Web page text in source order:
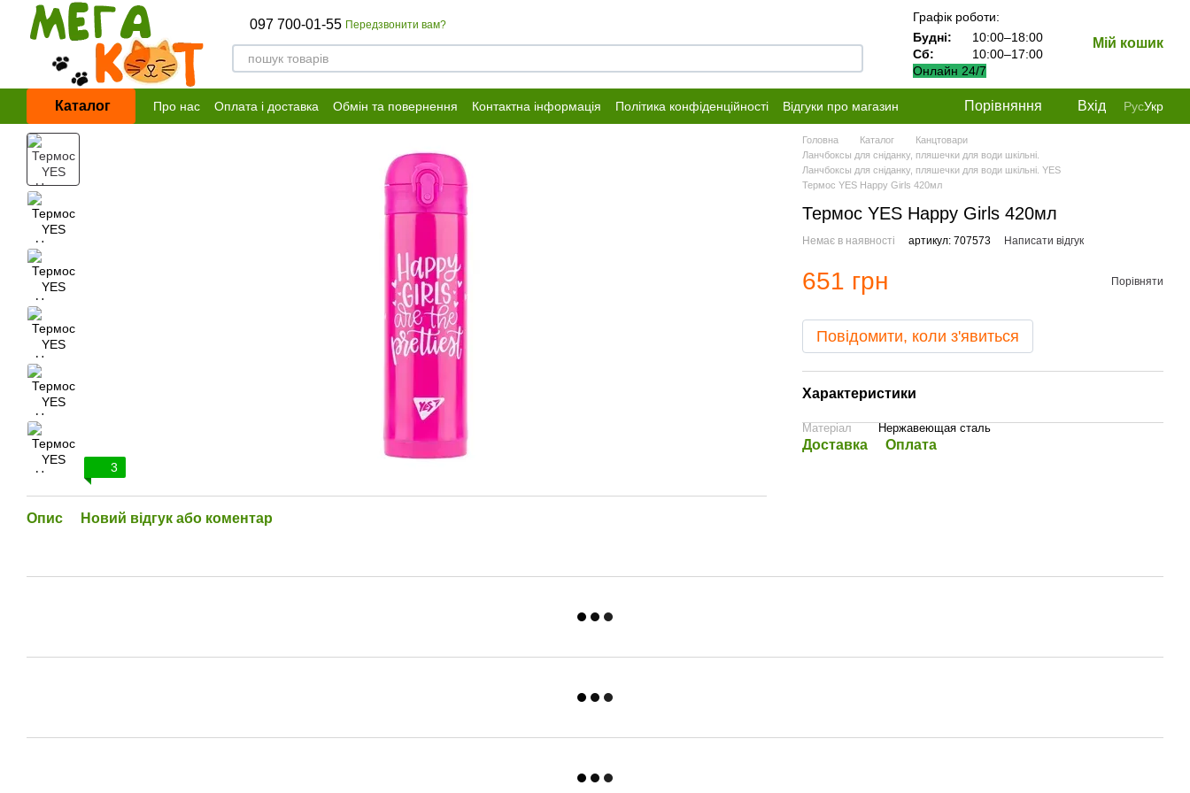
Перейти до основного контенту
097 700-01-55 Передзвонити вам?
Графік роботи:
Будні:
10:00–18:00
Сб:
10:00–17:00
Онлайн 24/7
Мій кошик
Каталог Про нас Оплата і доставка Обмін та повернення Контактна інформація Політика конфіденційності
Відгуки про магазин
Договір публічної оферти
Порівняння Вхід РусУкр
3
Опис Новий відгук або коментар
Головна Каталог
Канцтовари
Ланчбоксы для сніданку, пляшечки для води шкільні.
Ланчбоксы для сніданку, пляшечки для води шкільні. YES
Термос YES Happy Girls 420мл
Термос YES Happy Girls 420мл
Немає в наявності артикул: 707573 Написати відгук
651 грн Порівняти
Повідомити, коли з'явиться
Характеристики
Матеріал Нержавеющая сталь
Доставка Оплата